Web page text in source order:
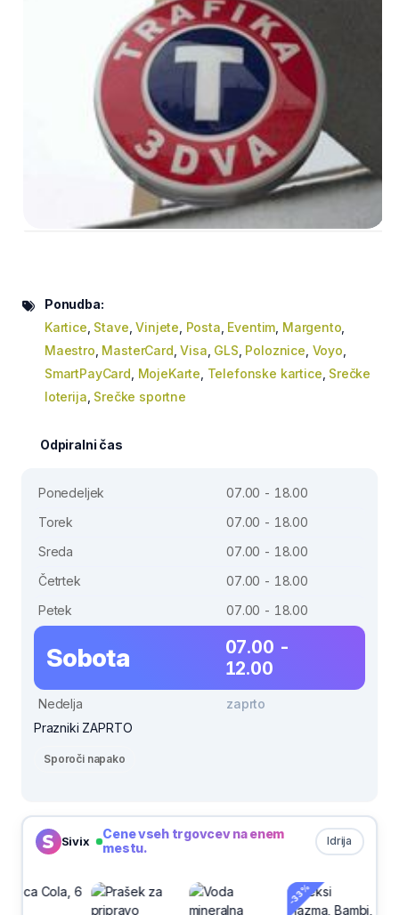
Ponudba:
Kartice Stave ,Vinjete Posta Eventim Margento
Maestro MasterCard ,Visa GLS Poloznice Voyo
SmartPayCard MojeKarte Telefonske kartice Srečke
loterija Srečke sportne
Odpiralni čas
Ponedeljek
07.00 - 18.00
Torek
07.00 - 18.00
Sreda
07.00 - 18.00
Četrtek
07.00 - 18.00
Petek
07.00 - 18.00
Sobota
07.00 -
12.00
Nedelja
zaprto
Prazniki ZAPRTO
Sporoči napako
Sivix Idrija
Cene vseh trgovcev na enem
mestu.